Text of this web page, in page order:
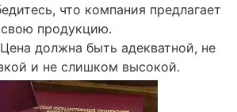
что компания предлагает
свою продукцию.
должна быть адекватной, не
и не слишком высокой.